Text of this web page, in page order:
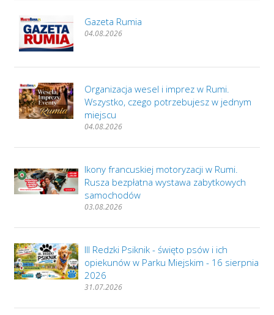
Gazeta Rumia
04.08.2026
Organizacja wesel i imprez w Rumi.
Wszystko, czego potrzebujesz w jednym
miejscu
04.08.2026
Ikony francuskiej motoryzacji w Rumi.
Rusza bezpłatna wystawa zabytkowych
samochodów
03.08.2026
III Redzki Psiknik - święto psów i ich
opiekunów w Parku Miejskim - 16 sierpnia
2026
31.07.2026